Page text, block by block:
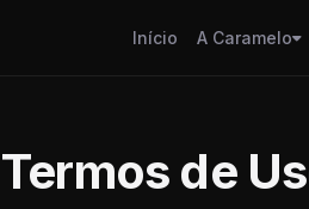
Início A Caramelo
Termos de